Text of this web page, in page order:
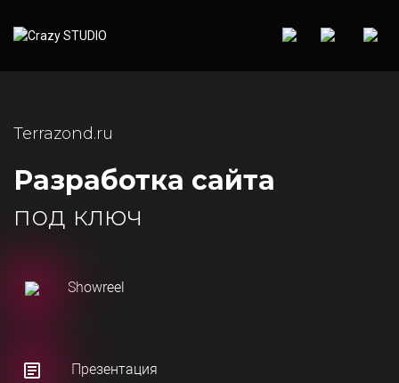
Terrazond.ru
Разработка сайта
под ключ
Showreel
Презентация